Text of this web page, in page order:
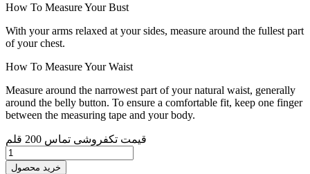
How To Measure Your Bust
With your arms relaxed at your sides, measure around the fullest part
of your chest.
How To Measure Your Waist
Measure around the narrowest part of your natural waist, generally
around the belly button. To ensure a comfortable fit, keep one finger
between the measuring tape and your body.
قیمت تکفروشی تماس 200 قلم
خرید محصول